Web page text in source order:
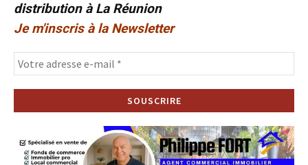
distribution à La Réunion
Je m'inscris à la Newsletter